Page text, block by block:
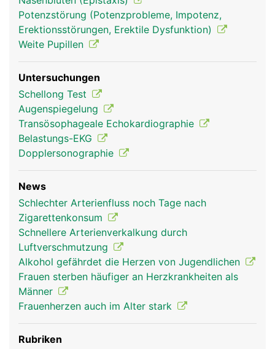
Potenzstörung (Potenzprobleme, Impotenz,
Erektionsstörungen, Erektile Dysfunktion)
Weite Pupillen
Untersuchungen
Schellong Test
Augenspiegelung
Transösophageale Echokardiographie
Belastungs-EKG
Dopplersonographie
News
Schlechter Arterienfluss noch Tage nach
Zigarettenkonsum
Schnellere Arterienverkalkung durch
Luftverschmutzung
Alkohol gefährdet die Herzen von Jugendlichen
Frauen sterben häufiger an Herzkrankheiten als
Männer
Frauenherzen auch im Alter stark
Rubriken